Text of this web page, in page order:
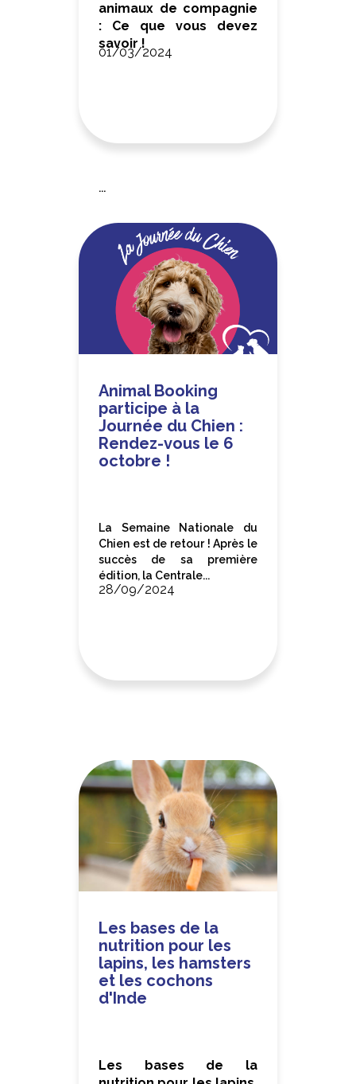
animaux de compagnie
: Ce que vous devez
savoir !
...
01/03/2024
Animal Booking
participe à la
Journée du Chien :
Rendez-vous le 6
octobre !
La Semaine Nationale du
Chien est de retour ! Après le
succès de sa première
édition, la Centrale...
28/09/2024
Les bases de la
nutrition pour les
lapins, les hamsters
et les cochons
d'Inde
Les bases de la